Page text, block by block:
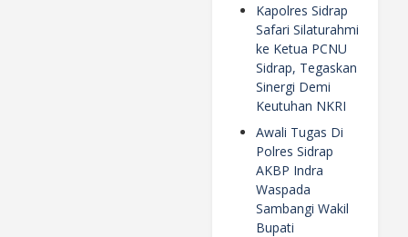
Kapolres Sidrap
Safari Silaturahmi
ke Ketua PCNU
Sidrap, Tegaskan
Sinergi Demi
Keutuhan NKRI
Awali Tugas Di
Polres Sidrap
AKBP Indra
Waspada
Sambangi Wakil
Bupati